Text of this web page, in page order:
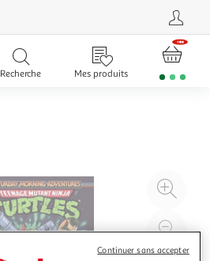
Recherche Mes produits
à
Continuer sans accepter